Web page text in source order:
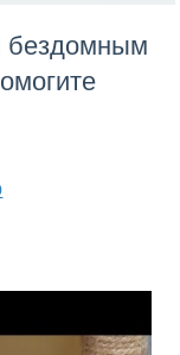
бездомным